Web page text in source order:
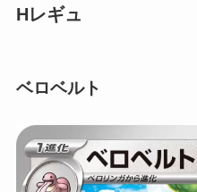
Hレギュ
ベロベルト